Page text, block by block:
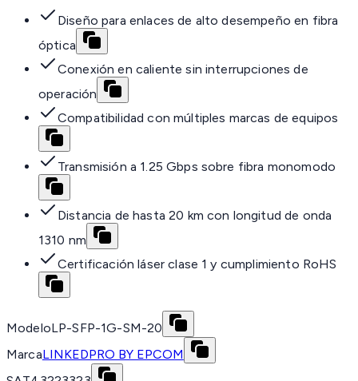
Diseño para enlaces de alto desempeño en fibra
óptica
Conexión en caliente sin interrupciones de
operación
Compatibilidad con múltiples marcas de equipos
Transmisión a 1.25 Gbps sobre fibra monomodo
Distancia de hasta 20 km con longitud de onda
1310 nm
Certificación láser clase 1 y cumplimiento RoHS
ModeloLP-SFP-1G-SM-20
MarcaLINKEDPRO BY EPCOM